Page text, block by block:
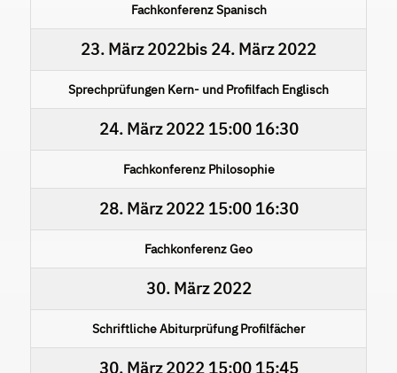
Fachkonferenz Spanisch
23. März 2022bis 24. März 2022
Sprechprüfungen Kern- und Profilfach Englisch
24. März 202215:00 16:30
Fachkonferenz Philosophie
28. März 202215:00 16:30
Fachkonferenz Geo
30. März 2022
Schriftliche Abiturprüfung Profilfächer
30. März 202215:00 15:45